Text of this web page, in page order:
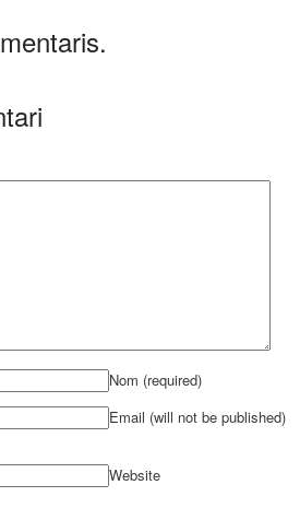
Nom (required)
Email (will not be published)
Website